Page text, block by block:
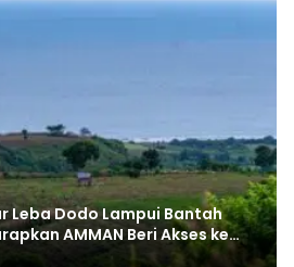
Leba Dodo Lampui Bantah
AMMAN Beri Akses ke